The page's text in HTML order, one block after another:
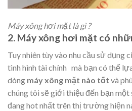
Máy xông hơi mặt là gì ?
2. Máy xông hơi mặt có
Tuy nhiên tùy vào nhu cầu sử dụng
tình hình tài chính mà bạn có thể
dòng máy xông mặt nào tốt và
chúng tôi sẽ giới thiệu đến bạn
đang hot nhất trên thị trường hiện